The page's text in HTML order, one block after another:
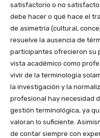
satisfactorio o no
debe hacer o qué hace el
de asimetría (cultural,
resuelve la ausencia de
participantes ofrecieron su
vista académico como
vivir de la terminología
la investigación y la
profesional hay necesidad
gestión terminológica, ya
valoran lo suficiente.
de contar siempre con